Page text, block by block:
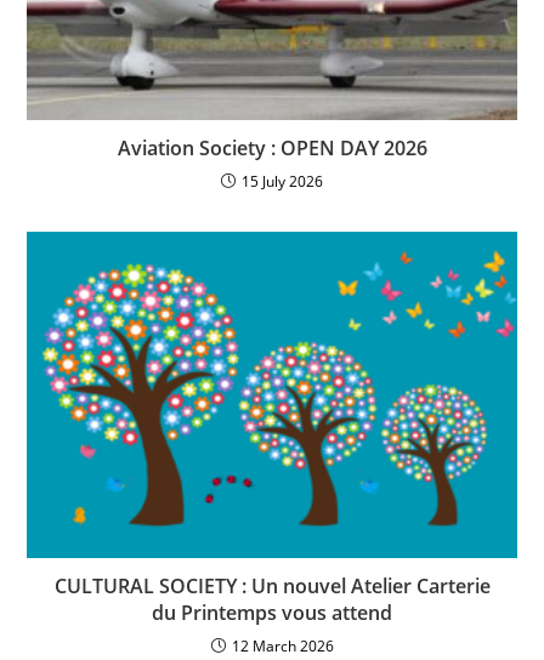
Aviation Society : OPEN DAY 2026
15 July 2026
CULTURAL SOCIETY : Un nouvel Atelier Carterie
du Printemps vous attend
12 March 2026